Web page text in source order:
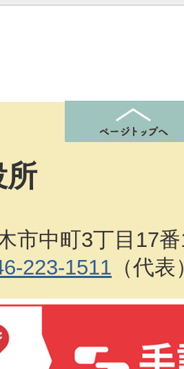
所
市中町3丁目17
223-1511 （代表